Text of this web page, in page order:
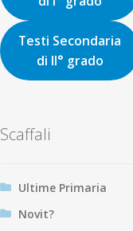
Testi Secondaria
di II° grado
Scaffali
Ultime Primaria
Novit?